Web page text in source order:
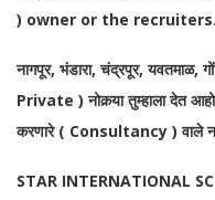
) owner or the recruiters.
नागपूर, भंडारा, चंद्रपूर, यवतमाळ,
Private ) नोकर्‍या तुम्हाला देत
करणारे ( Consultancy ) वाले
STAR INTERNATIONAL